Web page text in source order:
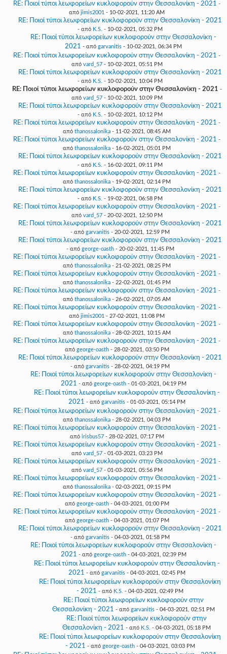
RE: Ποιοί τύποι λεωφορείων κυκλοφορούν στην Θεσσαλονίκη - 2021 -
από jimis2001 - 10-02-2021, 11:20 AM
RE: Ποιοί τύποι λεωφορείων κυκλοφορούν στην Θεσσαλονίκη - 2021
- από K.S. - 10-02-2021, 05:32 PM
RE: Ποιοί τύποι λεωφορείων κυκλοφορούν στην Θεσσαλονίκη -
2021 - από garvanitis - 10-02-2021, 06:34 PM
RE: Ποιοί τύποι λεωφορείων κυκλοφορούν στην Θεσσαλονίκη - 2021 -
από vard_57- 10-02-2021, 05:51 PM
RE: Ποιοί τύποι λεωφορείων κυκλοφορούν στην Θεσσαλονίκη - 2021
- από K.S. - 10-02-2021, 10:04 PM
RE: Ποιοί τύποι λεωφορείων κυκλοφορούν στην Θεσσαλονίκη - 2021 -
από vard_57- 10-02-2021, 10:09 PM
RE: Ποιοί τύποι λεωφορείων κυκλοφορούν στην Θεσσαλονίκη - 2021
- από K.S. - 10-02-2021, 10:12 PM
RE: Ποιοί τύποι λεωφορείων κυκλοφορούν στην Θεσσαλονίκη - 2021 -
από thanossalonika - 11-02-2021, 08:45 AM
RE: Ποιοί τύποι λεωφορείων κυκλοφορούν στην Θεσσαλονίκη - 2021 -
από thanossalonika - 16-02-2021, 05:01 PM
RE: Ποιοί τύποι λεωφορείων κυκλοφορούν στην Θεσσαλονίκη - 2021
- από K.S. - 16-02-2021, 09:11 PM
RE: Ποιοί τύποι λεωφορείων κυκλοφορούν στην Θεσσαλονίκη - 2021 -
από thanossalonika - 19-02-2021, 02:14 PM
RE: Ποιοί τύποι λεωφορείων κυκλοφορούν στην Θεσσαλονίκη - 2021
- από K.S. - 19-02-2021, 06:58 PM
RE: Ποιοί τύποι λεωφορείων κυκλοφορούν στην Θεσσαλονίκη - 2021 -
από vard_57- 20-02-2021, 12:50 PM
RE: Ποιοί τύποι λεωφορείων κυκλοφορούν στην Θεσσαλονίκη - 2021
- από garvanitis - 20-02-2021, 12:59 PM
RE: Ποιοί τύποι λεωφορείων κυκλοφορούν στην Θεσσαλονίκη - 2021
- από george-oasth- 20-02-2021, 11:45 PM
RE: Ποιοί τύποι λεωφορείων κυκλοφορούν στην Θεσσαλονίκη - 2021 -
από thanossalonika - 21-02-2021, 08:25 PM
RE: Ποιοί τύποι λεωφορείων κυκλοφορούν στην Θεσσαλονίκη - 2021 -
από thanossalonika - 22-02-2021, 01:45 PM
RE: Ποιοί τύποι λεωφορείων κυκλοφορούν στην Θεσσαλονίκη - 2021 -
από thanossalonika - 26-02-2021, 07:05 AM
RE: Ποιοί τύποι λεωφορείων κυκλοφορούν στην Θεσσαλονίκη - 2021 -
από jimis2001 - 27-02-2021, 11:08 PM
RE: Ποιοί τύποι λεωφορείων κυκλοφορούν στην Θεσσαλονίκη - 2021 -
από thanossalonika - 28-02-2021, 10:15 AM
RE: Ποιοί τύποι λεωφορείων κυκλοφορούν στην Θεσσαλονίκη - 2021 -
από george-oasth- 28-02-2021, 03:50 PM
RE: Ποιοί τύποι λεωφορείων κυκλοφορούν στην Θεσσαλονίκη - 2021
- από garvanitis - 28-02-2021, 04:19 PM
RE: Ποιοί τύποι λεωφορείων κυκλοφορούν στην Θεσσαλονίκη -
2021 - από george-oasth- 01-03-2021, 04:19 PM
RE: Ποιοί τύποι λεωφορείων κυκλοφορούν στην Θεσσαλονίκη -
2021 - από garvanitis- 01-03-2021, 05:14 PM
RE: Ποιοί τύποι λεωφορείων κυκλοφορούν στην Θεσσαλονίκη - 2021 -
από thanossalonika - 28-02-2021, 04:03 PM
RE: Ποιοί τύποι λεωφορείων κυκλοφορούν στην Θεσσαλονίκη - 2021 -
από irisbus57- 28-02-2021, 07:17 PM
RE: Ποιοί τύποι λεωφορείων κυκλοφορούν στην Θεσσαλονίκη - 2021 -
από vard_57- 01-03-2021, 03:23 PM
RE: Ποιοί τύποι λεωφορείων κυκλοφορούν στην Θεσσαλονίκη - 2021 -
από vard_57- 01-03-2021, 05:56 PM
RE: Ποιοί τύποι λεωφορείων κυκλοφορούν στην Θεσσαλονίκη - 2021 -
από thanossalonika - 02-03-2021, 09:15 PM
RE: Ποιοί τύποι λεωφορείων κυκλοφορούν στην Θεσσαλονίκη - 2021 -
από george-oasth- 04-03-2021, 01:00 PM
RE: Ποιοί τύποι λεωφορείων κυκλοφορούν στην Θεσσαλονίκη - 2021 -
από george-oasth- 04-03-2021, 01:07 PM
RE: Ποιοί τύποι λεωφορείων κυκλοφορούν στην Θεσσαλονίκη - 2021
- από garvanitis - 04-03-2021, 01:58 PM
RE: Ποιοί τύποι λεωφορείων κυκλοφορούν στην Θεσσαλονίκη -
2021 - από george-oasth- 04-03-2021, 02:39 PM
RE: Ποιοί τύποι λεωφορείων κυκλοφορούν στην Θεσσαλονίκη -
2021 - από garvanitis- 04-03-2021, 02:45 PM
RE: Ποιοί τύποι λεωφορείων κυκλοφορούν στην Θεσσαλονίκη
- 2021 - από K.S. - 04-03-2021, 02:49 PM
RE: Ποιοί τύποι λεωφορείων κυκλοφορούν στην
Θεσσαλονίκη - 2021 - από garvanitis- 04-03-2021, 02:51 PM
RE: Ποιοί τύποι λεωφορείων κυκλοφορούν στην
Θεσσαλονίκη - 2021 - από K.S. - 04-03-2021, 05:18 PM
RE: Ποιοί τύποι λεωφορείων κυκλοφορούν στην Θεσσαλονίκη
- 2021 - από george-oasth- 04-03-2021, 03:03 PM